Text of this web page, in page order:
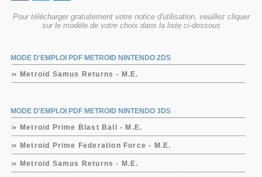
Pour télécharger gratuitement votre notice d'utilisation, veuillez cliquer
sur le modèle de votre choix dans la liste ci-dessous
MODE D'EMPLOI PDF METROID NINTENDO 2DS
Metroid Samus Returns - M.E.
MODE D'EMPLOI PDF METROID NINTENDO 3DS
Metroid Prime Blast Ball - M.E.
Metroid Prime Federation Force - M.E.
Metroid Samus Returns - M.E.